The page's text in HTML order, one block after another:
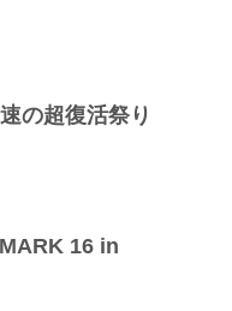
の超復活祭り
16 in